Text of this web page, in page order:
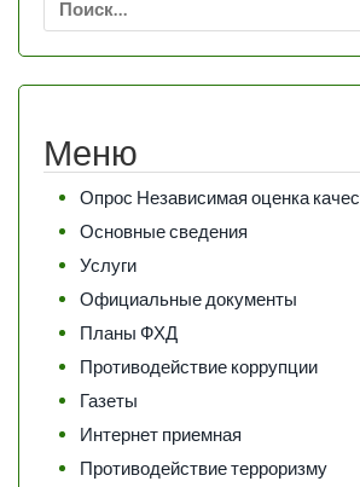
Меню
Опрос Независимая оценка
Основные сведения
Услуги
Официальные документы
Планы ФХД
Противодействие коррупции
Газеты
Интернет приемная
Противодействие терроризму